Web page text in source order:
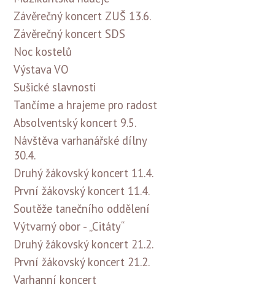
Závěrečný koncert ZUŠ 13.6.
Závěrečný koncert SDS
Noc kostelů
Výstava VO
Sušické slavnosti
Tančíme a hrajeme pro radost
Absolventský koncert 9.5.
Návštěva varhanářské dílny
30.4.
Druhý žákovský koncert 11.4.
První žákovský koncert 11.4.
Soutěže tanečního oddělení
Výtvarný obor - „Citáty“
Druhý žákovský koncert 21.2.
První žákovský koncert 21.2.
Varhanní koncert